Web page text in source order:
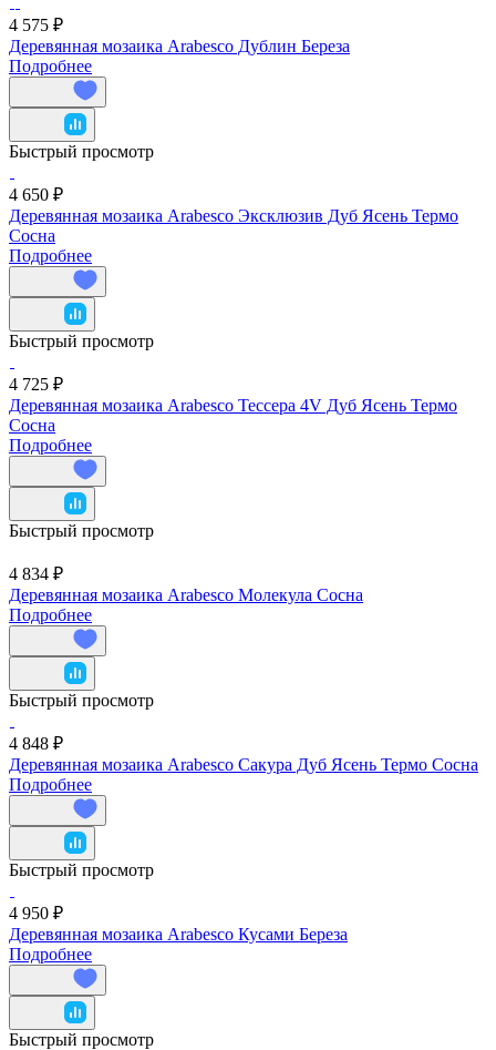
4 575 ₽
Деревянная мозаика Arabesco Дублин Береза
Подробнее
Быстрый просмотр
4 650 ₽
Деревянная мозаика Arabesco Эксклюзив Дуб Ясень Термо
Сосна
Подробнее
Быстрый просмотр
4 725 ₽
Деревянная мозаика Arabesco Тессера 4V Дуб Ясень Термо
Сосна
Подробнее
Быстрый просмотр
4 834 ₽
Деревянная мозаика Arabesco Молекула Сосна
Подробнее
Быстрый просмотр
4 848 ₽
Деревянная мозаика Arabesco Сакура Дуб Ясень Термо Сосна
Подробнее
Быстрый просмотр
4 950 ₽
Деревянная мозаика Arabesco Кусами Береза
Подробнее
Быстрый просмотр